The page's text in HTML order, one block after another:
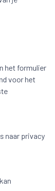
het formulier
voor het
naar privacy